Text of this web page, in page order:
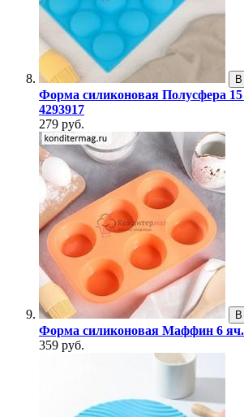
В
Форма силиконовая Полусфера 15
4293917
279 руб.
В
Форма силиконовая Маффин 6 яч.
359 руб.